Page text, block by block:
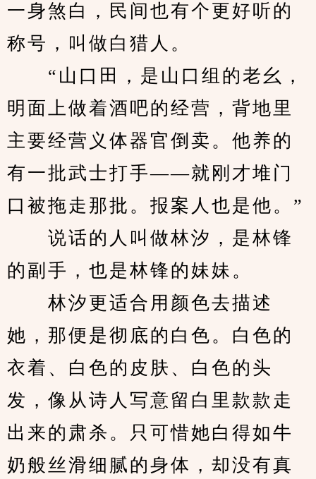
一身煞白，民间也有个更好听的
称号，叫做白猎人。
“山口田，是山口组的老幺，
明面上做着酒吧的经营，背地里
主要经营义体器官倒卖。他养的
有一批武士打手——就刚才堆门
口被拖走那批。报案人也是他。”
说话的人叫做林汐，是林锋
的副手，也是林锋的妹妹。
林汐更适合用颜色去描述
她，那便是彻底的白色。白色的
衣着、白色的皮肤、白色的头
发，像从诗人写意留白里款款走
出来的肃杀。只可惜她白得如牛
奶般丝滑细腻的身体，却没有真